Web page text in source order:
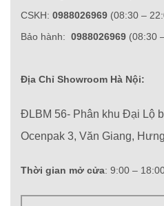
CSKH: 0988026969 (08:30 –
Bảo hành: 0988026969 (08:30
Địa Chỉ Showroom Hà Nội:
ĐLBM 56- Phân khu Đại Lộ
Ocenpak 3, Văn Giang,
Thời gian mở cửa: 9:00 –